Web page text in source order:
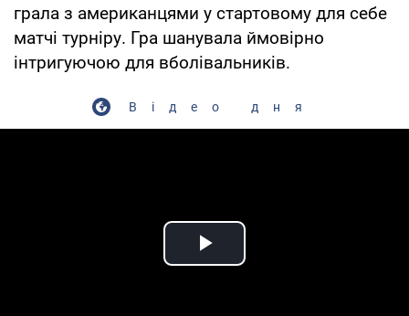
грала з американцями у стартовому для себе
матчі турніру. Гра шанувала ймовірно
інтригуючою для вболівальників.
Відео дня
Play Video